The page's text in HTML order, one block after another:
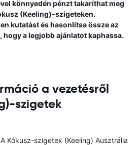
könnyedén pénzt takaríthat meg
(Keeling)-szigeteken.
kutatást és hasonlítsa össze az
hogy a legjobb ajánlatot kaphassa.
a vezetésről
szigetek
A Kókusz-szigetek (Keeling) Ausztrália